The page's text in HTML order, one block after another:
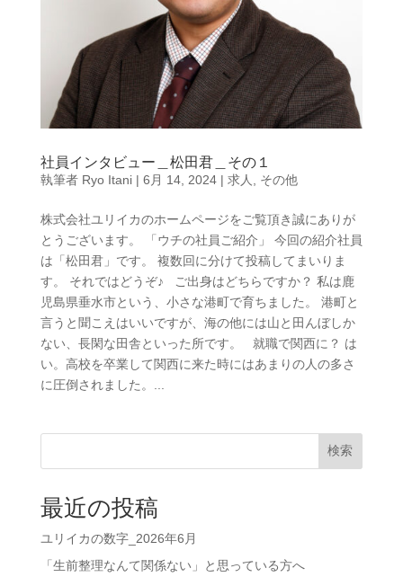
社員インタビュー＿松田君＿その１
執筆者 Ryo Itani| 6月 14, 2024| 求人, その他
株式会社ユリイカのホームページをご覧頂き誠にありが
とうございます。 「ウチの社員ご紹介」 今回の紹介社員
は「松田君」です。 複数回に分けて投稿してまいりま
す。 それではどうぞ♪ ご出身はどちらですか？ 私は鹿
児島県垂水市という、小さな港町で育ちました。 港町と
言うと聞こえはいいですが、海の他には山と田んぼしか
ない、長閑な田舎といった所です。 就職で関西に？ は
い。高校を卒業して関西に来た時にはあまりの人の多さ
に圧倒されました。...
検索
最近の投稿
ユリイカの数字_2026年6月
「生前整理なんて関係ない」と思っている方へ